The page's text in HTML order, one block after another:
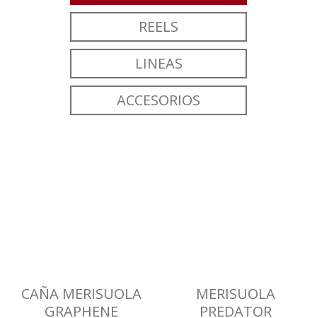
REELS
LINEAS
ACCESORIOS
CAÑA MERISUOLA
GRAPHENE
MERISUOLA
PREDATOR